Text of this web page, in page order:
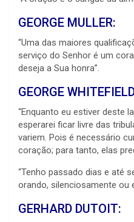
GEORGE MULLER:
“Uma das maiores
serviço do Senhor é um
deseja a Sua honra”.
GEORGE
“Enquanto eu estiver deste
esperarei ficar livre das
variem. Pois é necessário
coração; para tanto, elas
“Tenho passado dias e até
orando, silenciosamente ou
GERHARD DUTOIT: